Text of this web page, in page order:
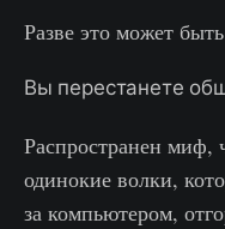
Разве это может
Вы перестанете
Распространен
одинокие волки,
за компьютером,